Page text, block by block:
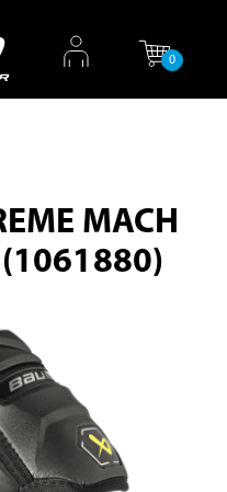
0
MACH
(1061880)